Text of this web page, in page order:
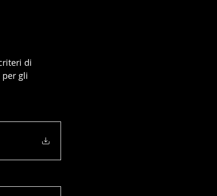
di
gli